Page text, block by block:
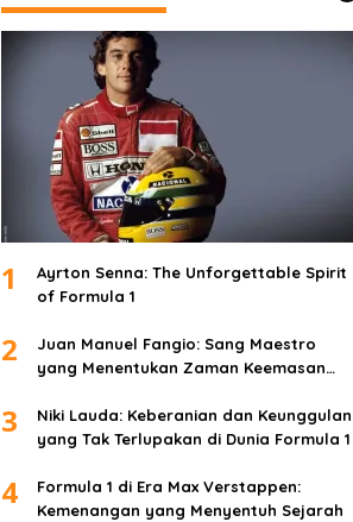
1
Ayrton Senna: The Unforgettable Spirit
of Formula 1
2
Juan Manuel Fangio: Sang Maestro
yang Menentukan Zaman Keemasan
3
Niki Lauda: Keberanian dan Keunggulan
yang Tak Terlupakan di Dunia Formula 1
4
Formula 1 di Era Max Verstappen:
Kemenangan yang Menyentuh Sejarah